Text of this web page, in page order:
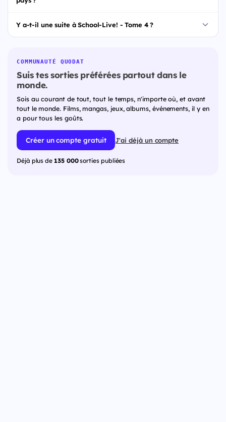
Y a-t-il une suite à School-Live! - Tome 4 ?
COMMUNAUTÉ QUODAT
Suis tes sorties préférées partout dans le
monde.
Sois au courant de tout, tout le temps, n'importe où, et avant
tout le monde. Films, mangas, jeux, albums, événements, il y en
a pour tous les goûts.
Créer un compte gratuit J'ai déjà un compte
Déjà plus de 135 000sorties publiées